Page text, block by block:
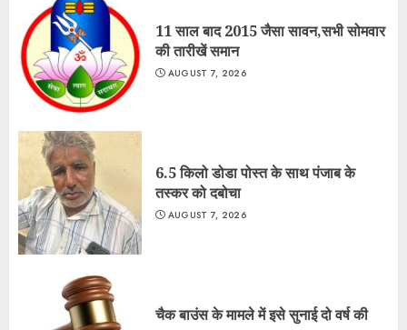
11 साल बाद 2015 जैसा सावन,सभी सोमवार
की तारीखें समान
AUGUST 7, 2026
6.5 किलो डोडा पोस्त के साथ पंजाब के
तस्कर को दबोचा
AUGUST 7, 2026
चैक बाउंस के मामले में इसे सुनाई दो वर्ष की